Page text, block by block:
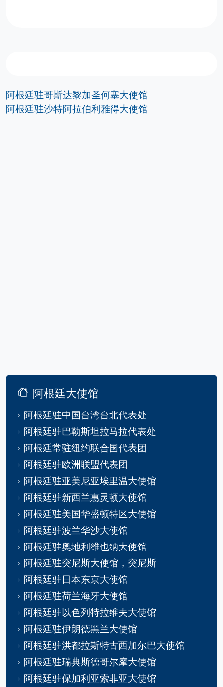
阿根廷驻哥斯达黎加圣何塞大使馆
阿根廷驻沙特阿拉伯利雅得大使馆
阿根廷大使馆
阿根廷驻中国台湾台北代表处
阿根廷驻巴勒斯坦拉马拉代表处
阿根廷常驻纽约联合国代表团
阿根廷驻欧洲联盟代表团
阿根廷驻亚美尼亚埃里温大使馆
阿根廷驻新西兰惠灵顿大使馆
阿根廷驻美国华盛顿特区大使馆
阿根廷驻波兰华沙大使馆
阿根廷驻奥地利维也纳大使馆
阿根廷驻突尼斯大使馆，突尼斯
阿根廷驻日本东京大使馆
阿根廷驻荷兰海牙大使馆
阿根廷驻以色列特拉维夫大使馆
阿根廷驻伊朗德黑兰大使馆
阿根廷驻洪都拉斯特古西加尔巴大使馆
阿根廷驻瑞典斯德哥尔摩大使馆
阿根廷驻保加利亚索非亚大使馆